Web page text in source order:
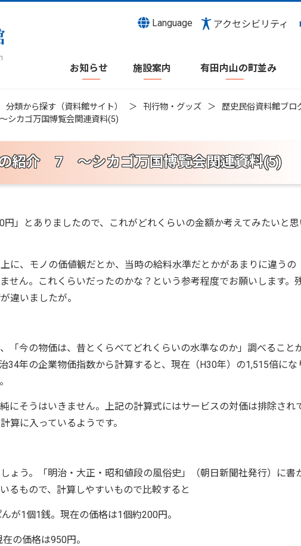
Language アクセシビリティ
お知らせ 施設案内 有田内山の町並み
分類から探す（資料館サイト） 刊行物・グッズ
歴史民俗資料館ブロ
カゴ万国博覧会関連資料(5)
紹介 7 ～シカゴ万国博覧会関連資料(5)
」とありましたので、これがどれくらいの金額か考えてみたいと
に、モノの価値観だとか、当時の給料水準だとかがあまりに違うの
せん。これくらいだったのかな？という参考程度でお願いします。
違いましたが。
「今の物価は、昔とくらべてどれくらいの水準なのか」調べること
34年の企業物価指数から計算すると、現在（H30年）の1,515倍にな
にそうはいきません。上記の計算式にはサービスの対価は排除され
算に入っているようです。
ょう。「明治・大正・昭和値段の風俗史」（朝日新聞社発行）に書
るもので、計算しやすいもので比較すると
が1個1銭。現在の価格は1個約200円。
の価格は950円。